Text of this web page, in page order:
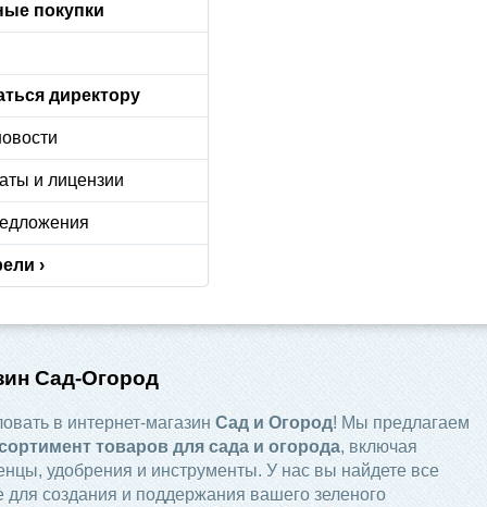
покупки
директору
и лицензии
›
Сад-Огород
в интернет-магазин Сад и Огород! Мы предлагаем
товаров для сада и огорода, включая
удобрения и инструменты. У нас вы найдете все
для создания и поддержания вашего зеленого